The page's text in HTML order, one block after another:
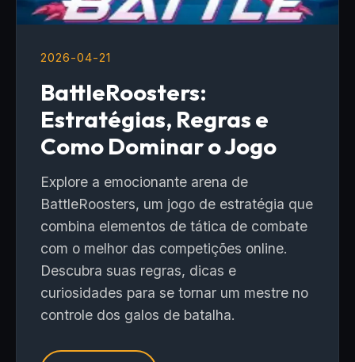
2026-04-21
BattleRoosters:
Estratégias, Regras e
Como Dominar o Jogo
Explore a emocionante arena de
BattleRoosters, um jogo de estratégia que
combina elementos de tática de combate
com o melhor das competições online.
Descubra suas regras, dicas e
curiosidades para se tornar um mestre no
controle dos galos de batalha.